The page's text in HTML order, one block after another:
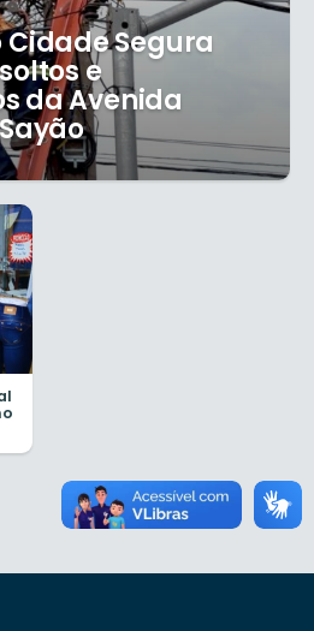
Segura
e
da Avenida